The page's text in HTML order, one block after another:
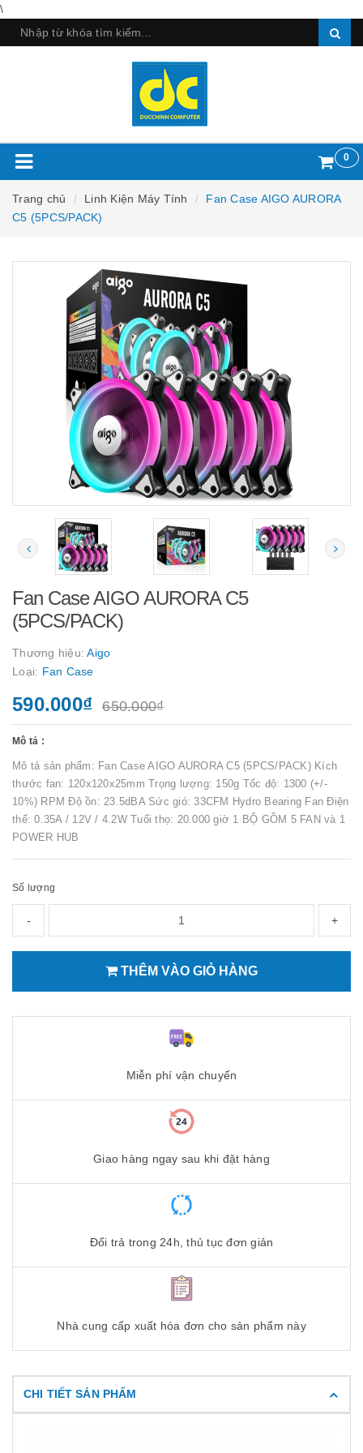
\
0
Trang chủ Linh Kiện Máy Tính
Fan Case AIGO AURORA
C5 (5PCS/PACK)
Fan Case AIGO AURORA C5
(5PCS/PACK)
Thương hiệu:Aigo
Loại: Fan Case
590.000₫ 650.000₫
Mô tả :
Mô tả sản phẩm: Fan Case AIGO AURORA C5 (5PCS/PACK) Kích
thước fan: 120x120x25mm Trọng lượng: 150g Tốc độ: 1300 (+/-
10%) RPM Độ ồn: 23.5dBA Sức gió: 33CFM Hydro Bearing Fan Điện
thế: 0.35A / 12V / 4.2W Tuổi thọ: 20.000 giờ 1 BỘ GỒM 5 FAN và 1
POWER HUB
Số lượng
- +
THÊM VÀO GIỎ HÀNG
Miễn phí vận chuyển
Giao hàng ngay sau khi đặt hàng
Đổi trả trong 24h, thủ tục đơn giản
Nhà cung cấp xuất hóa đơn cho sản phẩm này
CHI TIẾT SẢN PHẨM